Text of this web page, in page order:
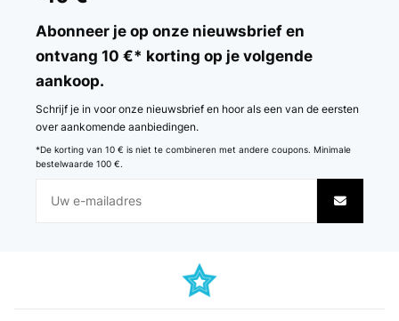
Abonneer je op onze nieuwsbrief en
ontvang 10 €* korting op je volgende
aankoop.
Schrijf je in voor onze nieuwsbrief en hoor als een van de eersten
over aankomende aanbiedingen.
*De korting van 10 € is niet te combineren met andere coupons. Minimale
bestelwaarde 100 €.